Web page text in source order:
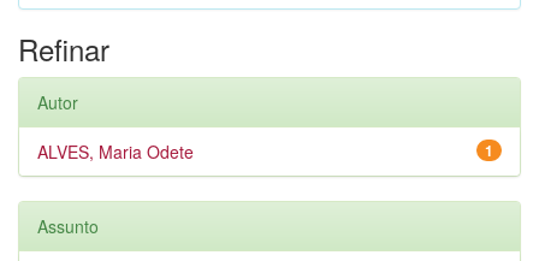
Refinar
Autor
1
ALVES, Maria Odete
Assunto